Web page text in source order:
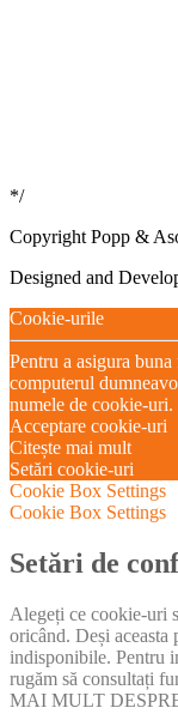
*/
Copyright Popp &
Designed and
Cookie-urile
Pentru a asigura
computerul
numele de cookie-
Acceptare cookie-uri
Citește mai mult
Setări cookie-uri
Cookie Box Settings
Cookie Box Settings
Setări de
Alegeți ce cookie-uri
oricând. Deși
indisponibile. Pentru
rugăm să consultați
MAI MULT